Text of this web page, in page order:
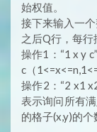
始权值。
接下来输入一个
之后Q行，每行
操作1：“1 x y
c（
操作2：“2 x1
表示询问所有
的格子(x,y)的个